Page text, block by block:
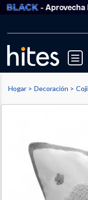
- Aprovecha
Hogar Decoración